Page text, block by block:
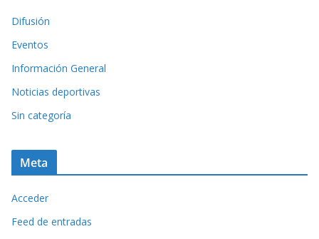
Difusión
Eventos
Información General
Noticias deportivas
Sin categoría
Meta
Acceder
Feed de entradas